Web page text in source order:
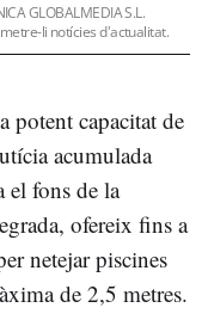
GLOBALMEDIA S.L.
li notícies d'actualitat.
potent capacitat de
acumulada
el fons de la
ofereix fins a
netejar piscines
de 2,5 metres.